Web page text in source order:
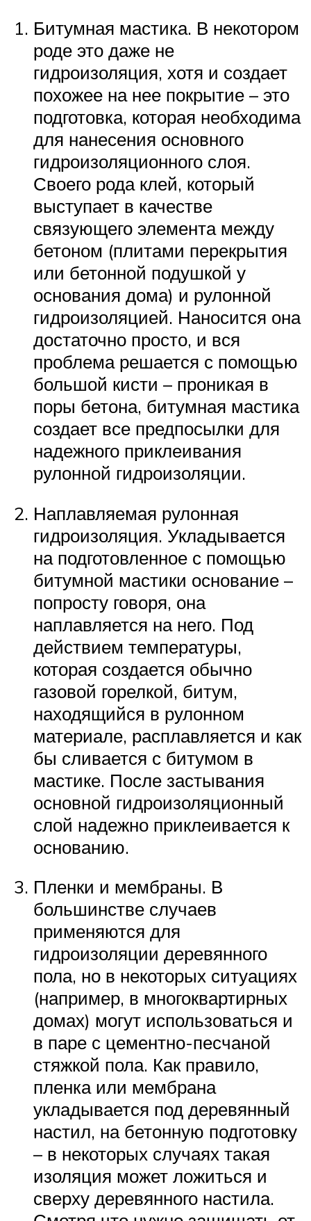
Битумная мастика. В некотором
роде это даже не
гидроизоляция, хотя и создает
похожее на нее покрытие – это
подготовка, которая необходима
для нанесения основного
гидроизоляционного слоя.
Своего рода клей, который
выступает в качестве
связующего элемента между
бетоном (плитами перекрытия
или бетонной подушкой у
основания дома) и рулонной
гидроизоляцией. Наносится она
достаточно просто, и вся
проблема решается с помощью
большой кисти – проникая в
поры бетона, битумная мастика
создает все предпосылки для
надежного приклеивания
рулонной гидроизоляции.
Наплавляемая рулонная
гидроизоляция. Укладывается
на подготовленное с помощью
битумной мастики основание –
попросту говоря, она
наплавляется на него. Под
действием температуры,
которая создается обычно
газовой горелкой, битум,
находящийся в рулонном
материале, расплавляется и как
бы сливается с битумом в
мастике. После застывания
основной гидроизоляционный
слой надежно приклеивается к
основанию.
Пленки и мембраны. В
большинстве случаев
применяются для
гидроизоляции деревянного
пола, но в некоторых ситуациях
(например, в многоквартирных
домах) могут использоваться и
в паре с цементно-песчаной
стяжкой пола. Как правило,
пленка или мембрана
укладывается под деревянный
настил, на бетонную подготовку
– в некоторых случаях такая
изоляция может ложиться и
сверху деревянного настила.